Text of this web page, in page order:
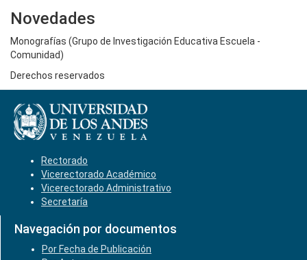
Novedades
Monografías (Grupo de Investigación Educativa Escuela -
Comunidad)
Derechos reservados
Rectorado
Vicerectorado Académico
Vicerectorado Administrativo
Secretaría
Navegación por documentos
Por Fecha de Publicación